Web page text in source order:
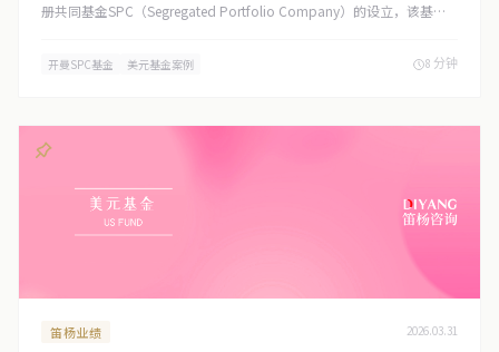
册共同基金SPC（Segregated Portfolio Company）的设立，该基金
充分展现了笛杨咨询在离岸基金注册领域的专业实力，以及如何帮助资
产管理公司在国际金融中心构建合规、高效的投资运作平台。
开曼SPC基金 美元基金案例 8 分钟
笛杨业绩 2026.03.31